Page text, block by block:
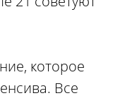
которое
Все